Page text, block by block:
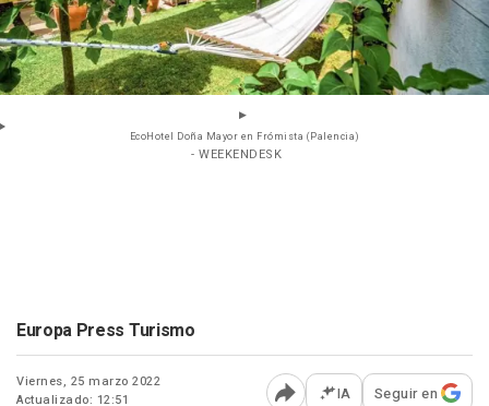
EcoHotel Doña Mayor en Frómista (Palencia)
- WEEKENDESK
Europa Press Turismo
Viernes, 25 marzo 2022
Actualizado: 12:51
IA Seguir en